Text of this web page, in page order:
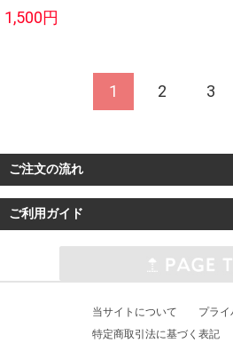
1,500円
1 2 3
ご注文の流れ
ご利用ガイド
当サイトについて
プラ
特定商取引法に基づく表記